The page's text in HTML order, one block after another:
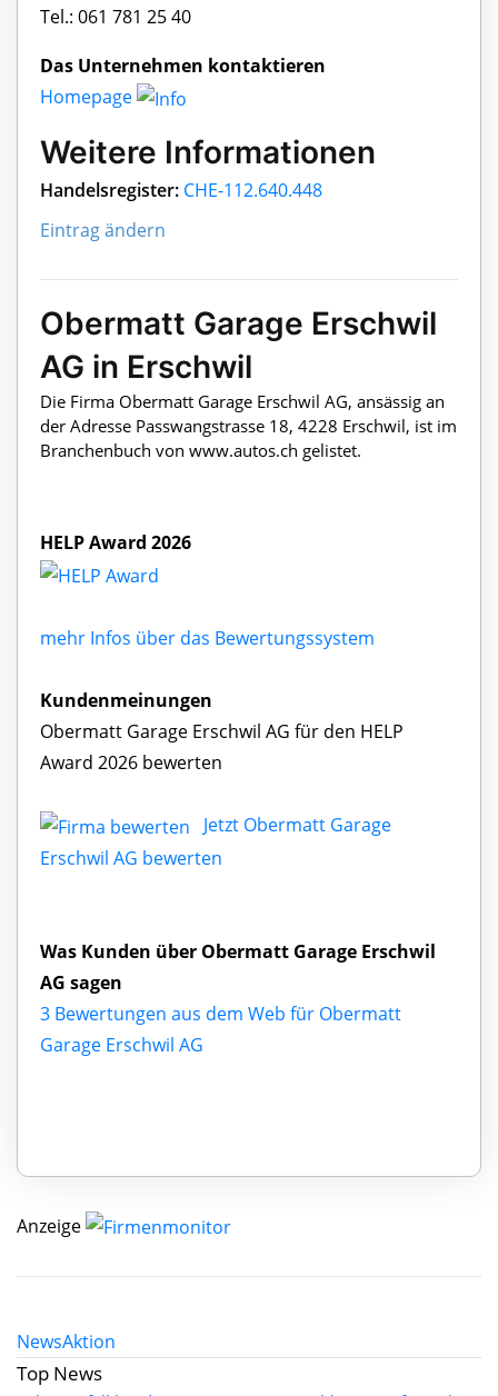
Tel.: 061 781 25 40
Das Unternehmen kontaktieren
Homepage
Weitere Informationen
Handelsregister: CHE-112.640.448
Eintrag ändern
Obermatt Garage Erschwil
AG in Erschwil
Die Firma Obermatt Garage Erschwil AG, ansässig an
der Adresse Passwangstrasse 18, 4228 Erschwil, ist im
Branchenbuch von www.autos.ch gelistet.
HELP Award 2026
mehr Infos über das Bewertungssystem
Kundenmeinungen
Obermatt Garage Erschwil AG für den HELP
Award 2026 bewerten
Jetzt Obermatt Garage
Erschwil AG bewerten
Was Kunden über Obermatt Garage Erschwil
AG sagen
3 Bewertungen aus dem Web für Obermatt
Garage Erschwil AG
Anzeige
NewsAktion
Top News